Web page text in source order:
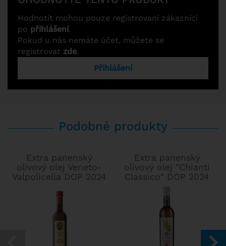
Hodnotit mohou pouze registrovaní zákazníci
po přihlášení.
Pokud u nás nemáte účet, můžete se
registrovat zde.
Přihlášení
Podobné produkty
Extra panenský
olivový olej Veneto-
Valpolicella DOP 2024
Extra panenský
olivový olej "Chianti
Classico" DOP 2024